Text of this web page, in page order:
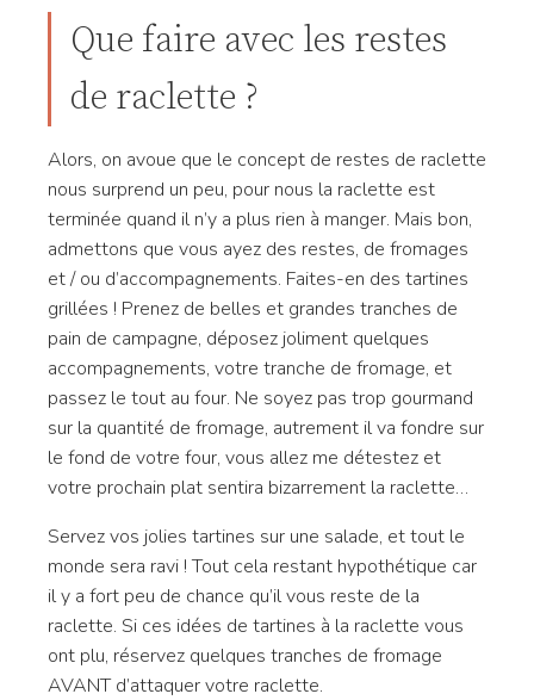
Que faire avec les restes
de raclette ?
Alors, on avoue que le concept de restes de raclette
nous surprend un peu, pour nous la raclette est
terminée quand il n’y a plus rien à manger. Mais bon,
admettons que vous ayez des restes, de fromages
et / ou d’accompagnements. Faites-en des tartines
grillées ! Prenez de belles et grandes tranches de
pain de campagne, déposez joliment quelques
accompagnements, votre tranche de fromage, et
passez le tout au four. Ne soyez pas trop gourmand
sur la quantité de fromage, autrement il va fondre sur
le fond de votre four, vous allez me détestez et
votre prochain plat sentira bizarrement la raclette…
Servez vos jolies tartines sur une salade, et tout le
monde sera ravi ! Tout cela restant hypothétique car
il y a fort peu de chance qu’il vous reste de la
raclette. Si ces idées de tartines à la raclette vous
ont plu, réservez quelques tranches de fromage
AVANT d’attaquer votre raclette.